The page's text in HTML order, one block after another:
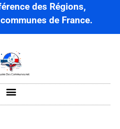
des Régions,
de France.